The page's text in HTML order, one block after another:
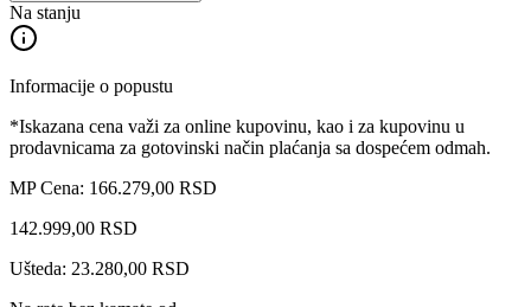
Na stanju
Informacije o popustu
*Iskazana cena važi za online kupovinu, kao i za kupovinu u
prodavnicama za gotovinski način plaćanja sa dospećem odmah.
MP Cena: 166.279,00 RSD
142.999,00 RSD
Ušteda: 23.280,00 RSD